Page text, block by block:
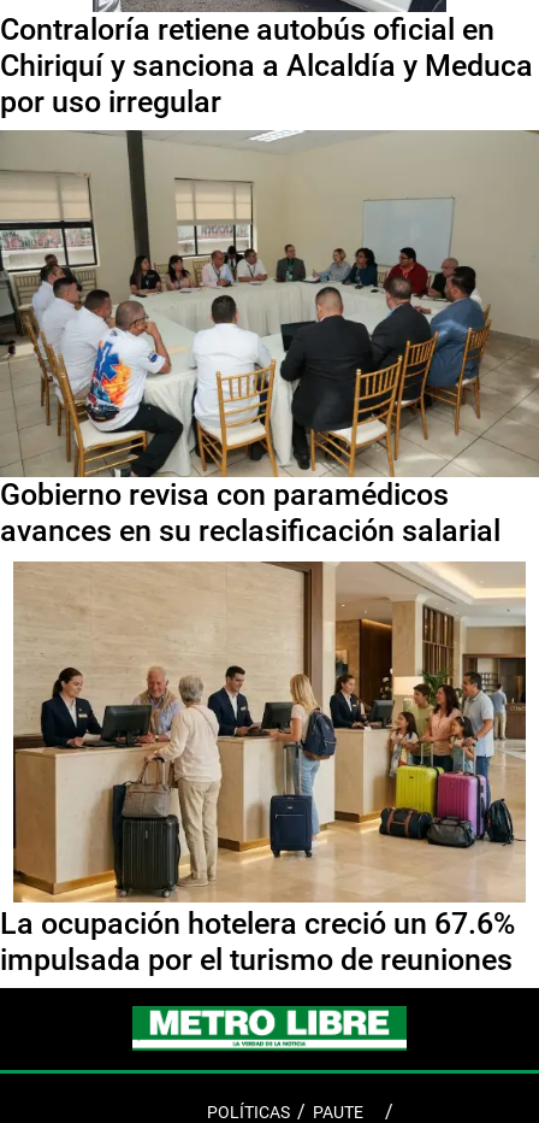
Contraloría retiene autobús oficial en
Chiriquí y sanciona a Alcaldía y Meduca
por uso irregular
Gobierno revisa con paramédicos
avances en su reclasificación salarial
La ocupación hotelera creció un 67.6%
impulsada por el turismo de reuniones
POLÍTICAS
PAUTE